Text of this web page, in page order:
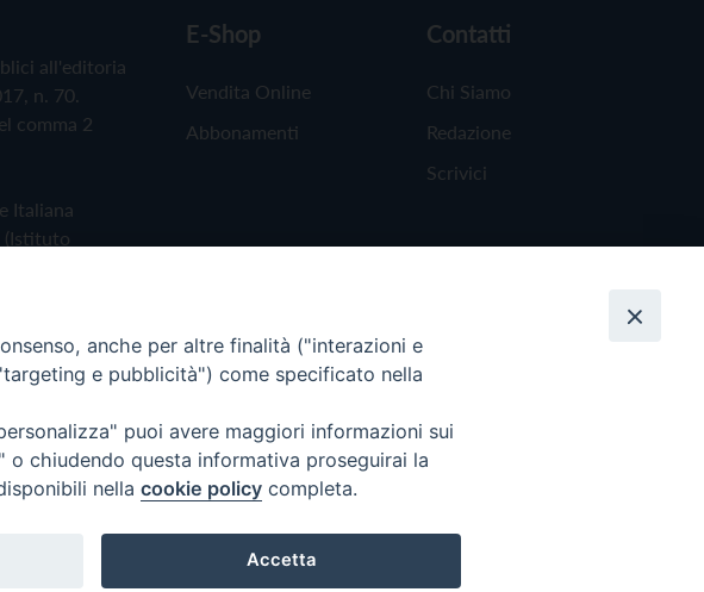
all'editoria
n. 70.
comma 2
Italiana
(Istituto
E-Shop
Vendita Online
Abbonamenti
Contatti
Chi Siamo
Redazione
Scrivici
anche per altre finalità ("interazioni e
e pubblicità") come specificato nella
puoi avere maggiori informazioni sui
chiudendo questa informativa proseguirai la
nella cookie policy completa.
Accetta